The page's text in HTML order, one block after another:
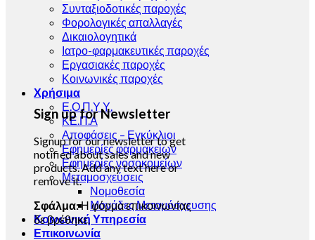
Συνταξιοδοτικές παροχές
Φορολογικές απαλλαγές
Δικαιολογητικά
Ιατρο-φαρμακευτικές παροχές
Εργασιακές παροχές
Κοινωνικές παροχές
Χρήσιμα
Ε.Ο.Π.Υ.Υ.
ΚΕ.Π.Α
Αποφάσεις – Εγκύκλιοι
Εφημερίες φαρμακείων
Εφημερίες νοσοκομείων
Μεταμοσχεύσεις
Νομοθεσία
Μονάδες Μεταμόσχευσης
Κοινωνική Υπηρεσία
Επικοινωνία
Sign up for Newsletter
Signup for our newsletter to get
notified about sales and new
products. Add any text here or
remove it.
Σφάλμα:Η φόρμα επικοινωνίας
δε βρέθηκε.